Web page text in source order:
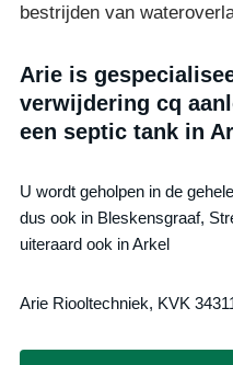
bestrijden van
Arie is
verwijdering cq
een septic tank in
U wordt geholpen in de
dus ook in Bleskensgraaf,
uiteraard ook in Arkel
Arie Riooltechniek, KVK